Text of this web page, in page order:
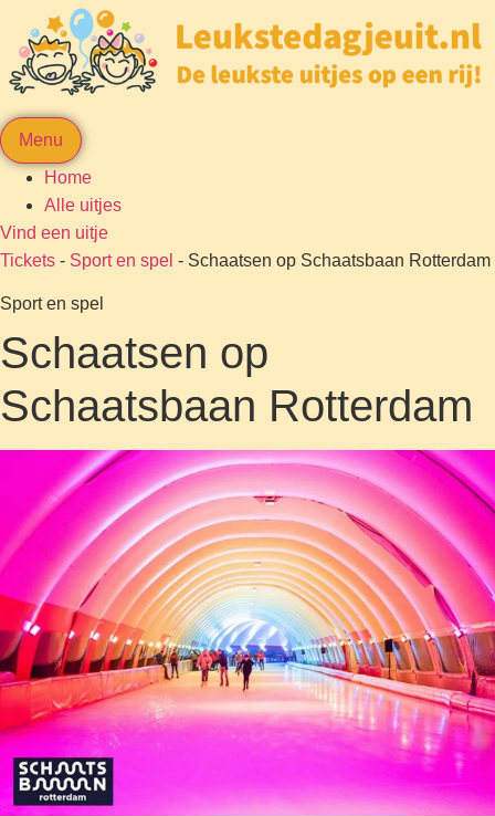
Menu
Home
Alle uitjes
Vind een uitje
Tickets - Sport en spel - Schaatsen op Schaatsbaan Rotterdam
Sport en spel
Schaatsen op
Schaatsbaan Rotterdam